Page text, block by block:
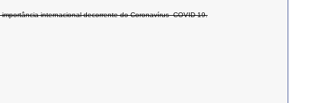
internacional decorrente do Coronavírus–COVID-19.